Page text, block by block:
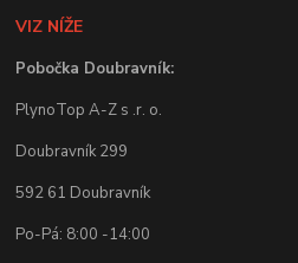
VIZ NÍŽE
Pobočka Doubravník:
PlynoTop A-Z s .r. o.
Doubravník 299
592 61 Doubravník
Po-Pá: 8:00 -14:00